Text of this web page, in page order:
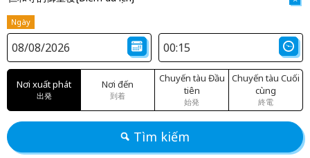
Ngày
Nơi xuất phát
出発
Nơi đến
到着
Chuyến tàu Đầu
tiên
始発
Chuyến tàu Cuối
cùng
終電
Tìm kiếm